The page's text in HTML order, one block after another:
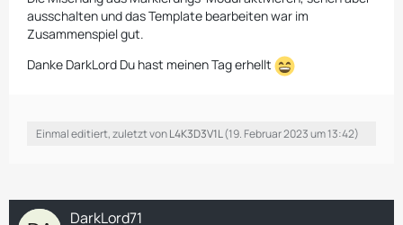
ausschalten und das Template bearbeiten war im
Zusammenspiel gut.
Danke DarkLord Du hast meinen Tag erhellt
Einmal editiert, zuletzt vonL4K3D3V1L(19. Februar 2023 um 13:42)
DarkLord71